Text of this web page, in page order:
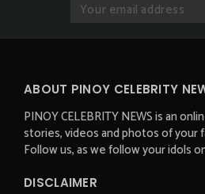
ABOUT PINOY CELEBRITY
PINOY CELEBRITY NEWS is an
stories, videos and photos of your
Follow us, as we follow your idols
DISCLAIMER